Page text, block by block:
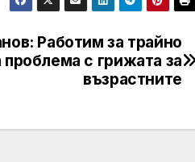
Работим за трайно
с грижата за
възрастните